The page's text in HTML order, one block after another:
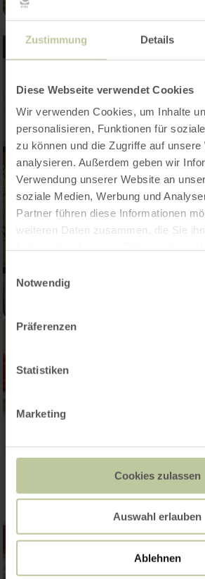
Zustimmung Details
Diese Webseite verwendet Cookies
Wir verwenden Cookies, um Inhalte
personalisieren, Funktionen für
zu können und die Zugriffe auf unsere
analysieren. Außerdem geben wir
Verwendung unserer Website an
soziale Medien, Werbung und
Partner führen diese Informationen
weiteren Daten zusammen, die Sie
Einwilligungsauswahl
Notwendig
Präferenzen
Statistiken
Marketing
Cookies zulassen
Auswahl erlauben
Ablehnen